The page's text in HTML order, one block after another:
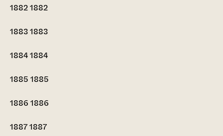
18821882
18831883
18841884
1885 1885
1886 1886
18871887